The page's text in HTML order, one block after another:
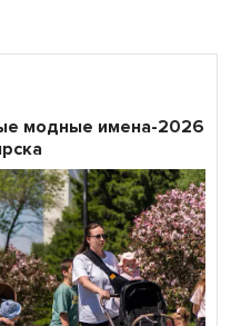
модные имена-2026